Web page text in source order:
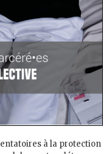
à la protection